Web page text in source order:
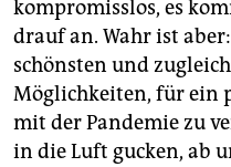
kompromisslos, es
drauf an. Wahr ist
schönsten und
Möglichkeiten, für ein
mit der Pandemie zu
in die Luft gucken, ab